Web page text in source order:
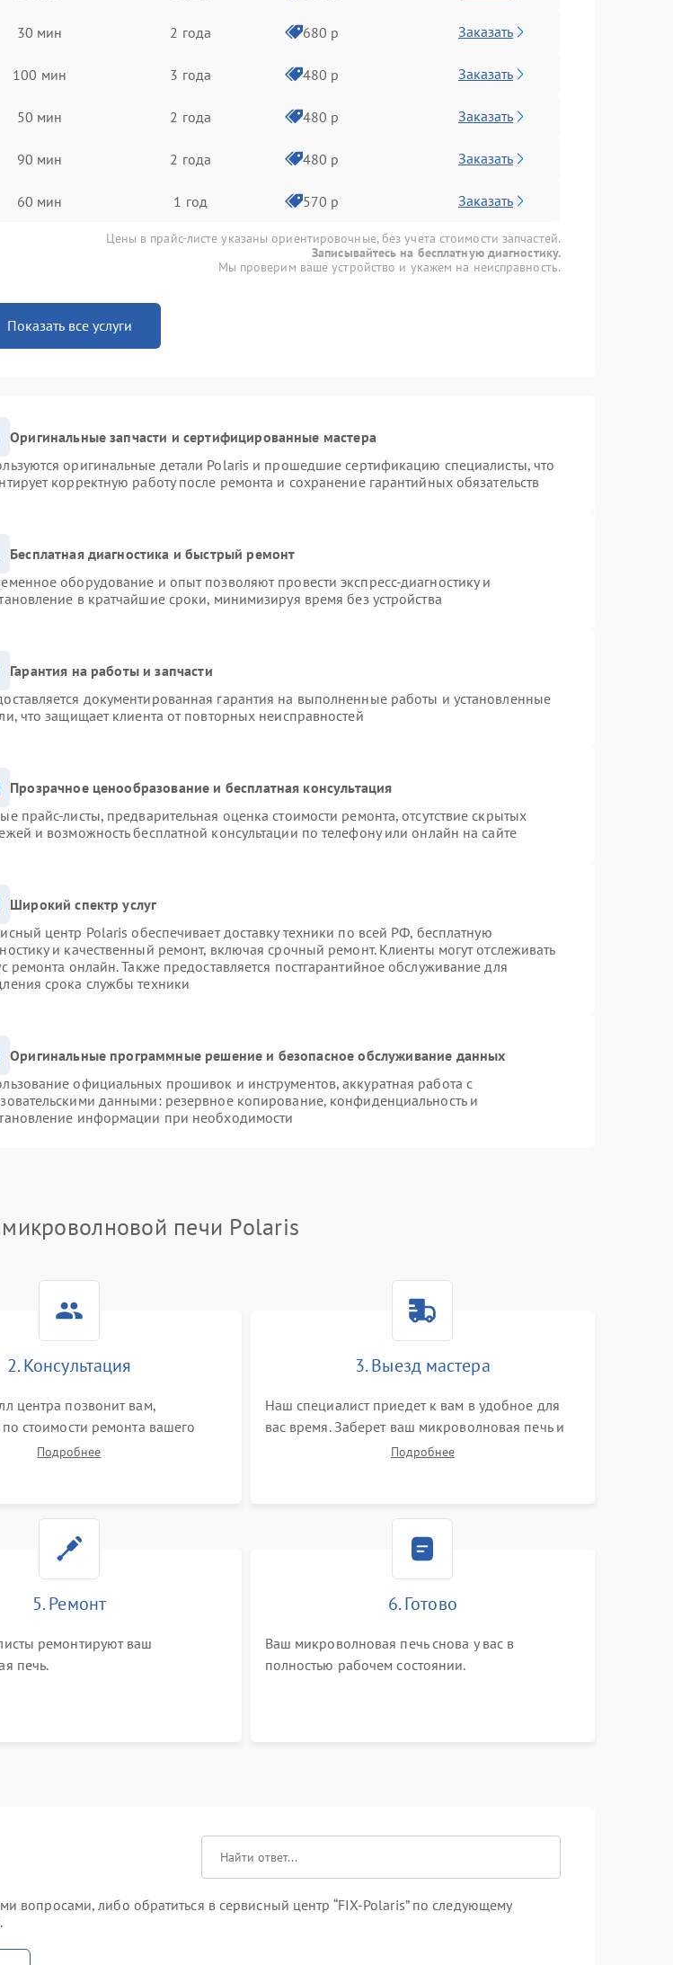
30 мин 2 года 680 р Заказать
100 мин 3 года 480 р Заказать
50 мин 2 года 480 р Заказать
90 мин 2 года 480 р Заказать
60 мин 1 год 570 р Заказать
Цены в прайс-листе указаны ориентировочные, без учета стоимости запчастей.
Записывайтесь на бесплатную диагностику.
Мы проверим ваше устройство и укажем на неисправность.
Показать все услуги
Оригинальные запчасти и сертифицированные мастера
оригинальные детали Polaris и прошедшие сертификацию специалисты, что
корректную работу после ремонта и сохранение гарантийных обязательств
Бесплатная диагностика и быстрый ремонт
оборудование и опыт позволяют провести экспресс-диагностику и
в кратчайшие сроки, минимизируя время без устройства
Гарантия на работы и запчасти
документированная гарантия на выполненные работы и установленные
что защищает клиента от повторных неисправностей
Прозрачное ценообразование и бесплатная консультация
прайс-листы, предварительная оценка стоимости ремонта, отсутствие скрытых
и возможность бесплатной консультации по телефону или онлайн на сайте
Широкий спектр услуг
центр Polaris обеспечивает доставку техники по всей РФ, бесплатную
и качественный ремонт, включая срочный ремонт. Клиенты могут отслеживать
ремонта онлайн. Также предоставляется постгарантийное обслуживание для
срока службы техники
Оригинальные программные решение и безопасное обслуживание данных
официальных прошивок и инструментов, аккуратная работа с
данными: резервное копирование, конфиденциальность и
информации при необходимости
печи Polaris
2. Консультация
центра позвонит вам,
стоимости ремонта вашего
печи а также ответит на все
Подробнее
3. Выезд мастера
Наш специалист приедет к вам в удобное для
вас время. Заберет ваш микроволновая печь и
привезет на склад для диагностики.
Подробнее
5. Ремонт
ремонтируют ваш
печь.
6. Готово
Ваш микроволновая печь снова у вас в
полностью рабочем состоянии.
либо обратиться в сервисный центр “FIX-Polaris” по следующему